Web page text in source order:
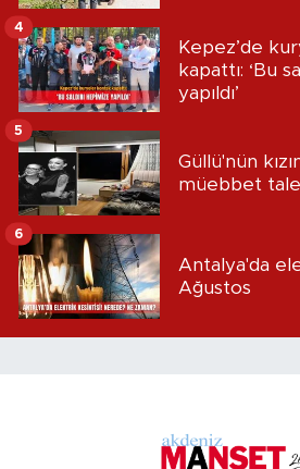
Kepez’de
kapattı: ‘Bu
yapıldı’
4
Güllü'nün
müebbet
5
Antalya'da
Ağustos
6